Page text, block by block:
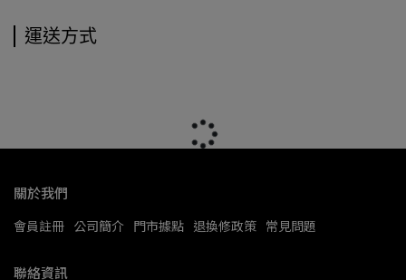
運送方式
關於我們
會員註冊 公司簡介 門市據點 退換修政策 常見問題
聯絡資訊